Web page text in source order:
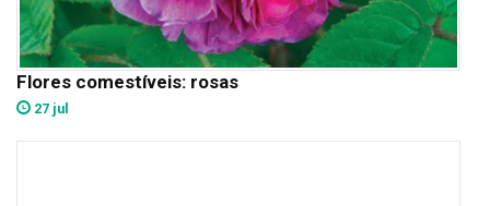
Flores comestíveis: rosas
27 jul